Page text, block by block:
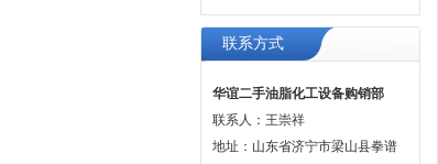
联系方式
华谊二手油脂化工设备购销部
联系人：王崇祥
地址：山东省济宁市梁山县拳谱